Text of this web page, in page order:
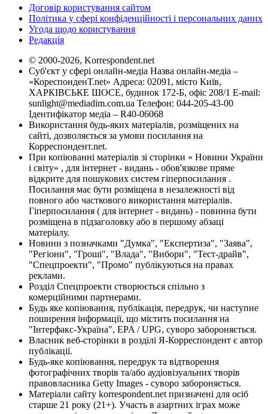
Договір користування сайтом
Політика у сфері конфіденційності і персональних даних
Угода щодо користування
Редакція
© 2000-2026, Korrespondent.net
Суб'єкт у сфері онлайн-медіа Назва онлайн-медіа –
«КореспонденТ.net» Адреса: 02091, місто Київ,
ХАРКІВСЬКЕ ШОСЕ, будинок 172-Б, офіс 208/1 E-mail:
sunlight@mediadim.com.ua Телефон: 044-205-43-00
Ідентифікатор медіа – R40-06068
Використання будь-яких матеріалів, розміщених на
сайті, дозволяється за умови посилання на
Корреспондент.net.
При копіюванні матеріалів зі сторінки « Новини України
і світу» , для інтернет - видань - обов'язкове пряме
відкрите для пошукових систем гіперпосилання .
Посилання має бути розміщена в незалежності від
повного або часткового використання матеріалів.
Гіперпосилання ( для інтернет - видань) - повинна бути
розміщена в підзаголовку або в першому абзаці
матеріалу.
Новини з позначками "Думка", "Експертиза", "Заява",
"Регіони", "Гроші", "Влада", "Вибори", "Тест-драйв",
"Спецпроекти", "Промо" публікуються на правах
реклами.
Розділ Спецпроекти створюється спільно з
комерційними партнерами.
Будь яке копіювання, публікація, передрук, чи наступне
поширення інформації, що містить посилання на
"Інтерфакс-Україна", EPA / UPG, суворо забороняється.
Власник веб-сторінки в розділі Я-Корреспондент є автор
публікації.
Будь-яке копіювання, передрук та відтворення
фотографічних творів та/або аудіовізуальних творів
правовласника Getty Images - суворо забороняється.
Матеріали сайту korrespondent.net призначені для осіб
старше 21 року (21+). Участь в азартних іграх може